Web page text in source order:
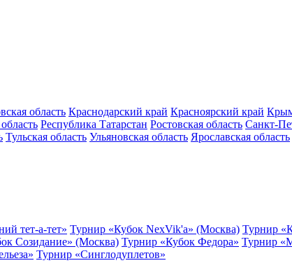
область Краснодарский край Красноярский край
Республика Татарстан Ростовская область Санкт-
Тульская область Ульяновская область Ярославская область
тет-а-тет» Турнир «Кубок NexVik'a» (Москва) Турнир
Созидание» (Москва) Турнир «Кубок Федора» Турнир
Турнир «Синглодуплетов»